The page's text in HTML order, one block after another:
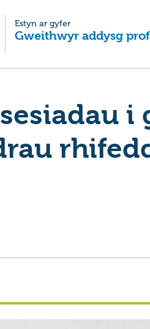
Estyn ar gyfer
Gweithwyr addysg
i